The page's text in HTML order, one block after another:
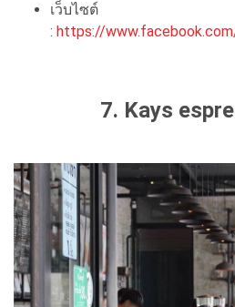
เว็บไซต์
: https://
7. Kays